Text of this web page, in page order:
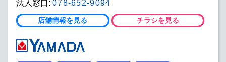
法人窓口: 078-652-9094
店舗情報を見る チラシを見る